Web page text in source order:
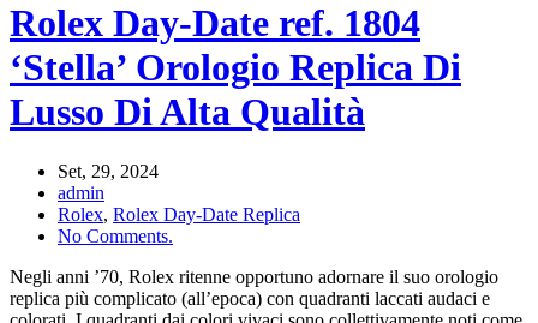
Rolex Day-Date ref. 1804
‘Stella’ Orologio Replica Di
Lusso Di Alta Qualità
Set, 29, 2024
admin
Rolex, Rolex Day-Date Replica
No Comments.
Negli anni ’70, Rolex ritenne opportuno adornare il suo orologio
replica più complicato (all’epoca) con quadranti laccati audaci e